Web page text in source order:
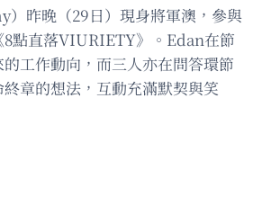
）昨晚（29日）現身將軍澳，參與
點直落VIURIETY》。Edan在節
工作動向，而三人亦在問答環節
章的想法，互動充滿默契與笑